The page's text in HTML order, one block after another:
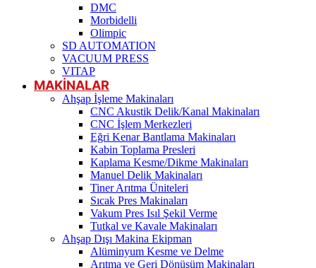
DMC
Morbidelli
Olimpic
SD AUTOMATION
VACUUM PRESS
VITAP
MAKİNALAR
Ahşap İşleme Makinaları
CNC Akustik Delik/Kanal Makinaları
CNC İşlem Merkezleri
Eğri Kenar Bantlama Makinaları
Kabin Toplama Presleri
Kaplama Kesme/Dikme Makinaları
Manuel Delik Makinaları
Tiner Arıtma Üniteleri
Sıcak Pres Makinaları
Vakum Pres Isıl Şekil Verme
Tutkal ve Kavale Makinaları
Ahşap Dışı Makina Ekipman
Alüminyum Kesme ve Delme
Arıtma ve Geri Dönüşüm Makinaları